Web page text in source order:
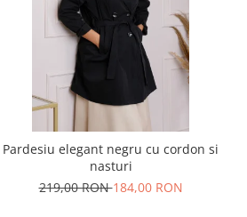
Pardesiu elegant negru cu cordon si
nasturi
219,00 RON184,00 RON